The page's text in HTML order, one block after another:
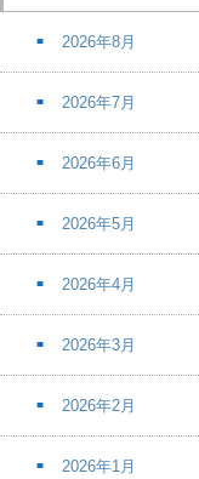
2026年8月
2026年7月
2026年6月
2026年5月
2026年4月
2026年3月
2026年2月
2026年1月